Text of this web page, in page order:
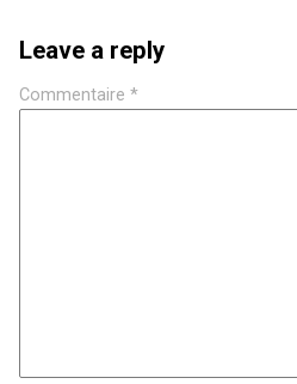
Leave a reply
Commentaire *